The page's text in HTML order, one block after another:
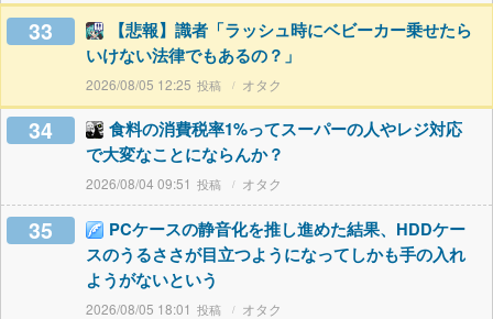
33
【悲報】識者「ラッシュ時にベビーカー乗せたら
いけない法律でもあるの？」
2026/08/05 12:25 オタク
34
食料の消費税率1%ってスーパーの人やレジ対応
で大変なことにならんか？
2026/08/04 09:51 オタク
35
PCケースの静音化を推し進めた結果、HDDケー
スのうるささが目立つようになってしかも手の入れ
ようがないという
2026/08/05 18:01 オタク